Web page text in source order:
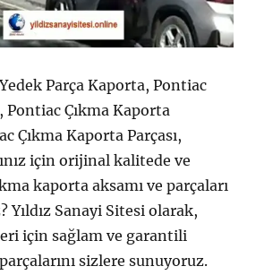
Parça Kaporta, Pontiac
Pontiac Çıkma Kaporta
Çıkma Kaporta Parçası,
için orijinal kalitede ve
kaporta aksamı ve parçaları
Yıldız Sanayi Sitesi olarak,
için sağlam ve garantili
sizlere sunuyoruz.